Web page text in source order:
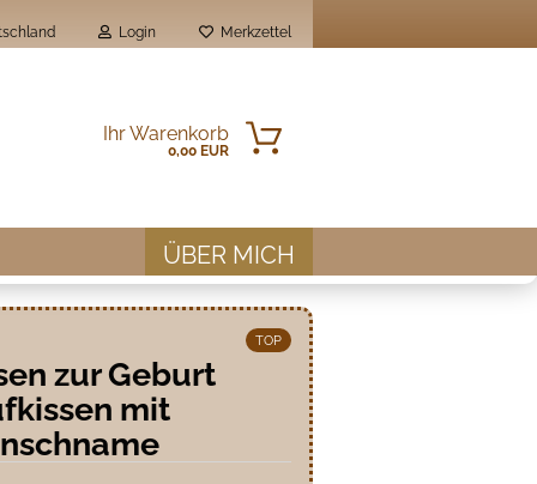
Login Merkzettel
Ihr Warenkorb
0,00 EUR
ÜBER MICH
TOP
zur Geburt
mit